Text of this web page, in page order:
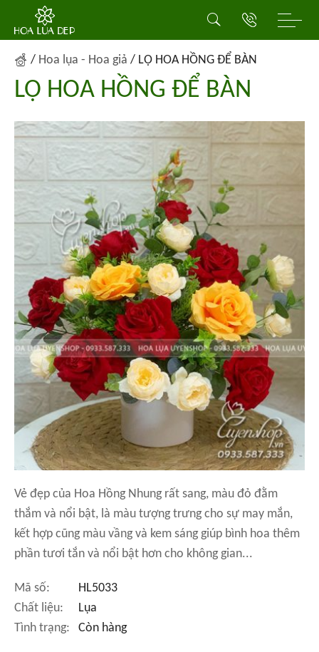
/ Hoa lụa - Hoa giả / LỌ HOA HỒNG ĐỂ BÀN
LỌ HOA HỒNG ĐỂ BÀN
Vẻ đẹp của Hoa Hồng Nhung rất sang, màu đỏ đằm
thắm và nổi bật, là màu tượng trưng cho sự may mắn,
kết hợp cũng màu vầng và kem sáng giúp bình hoa thêm
phần tươi tắn và nổi bật hơn cho không gian...
Mã số:
HL5033
Chất liệu:
Lụa
Tình trạng:
Còn hàng